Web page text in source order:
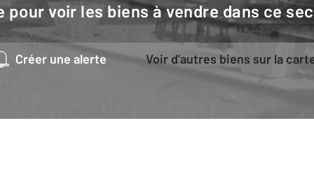
pour voir les biens à vendre dans ce
Créer une alerte Voir d'autres biens sur la